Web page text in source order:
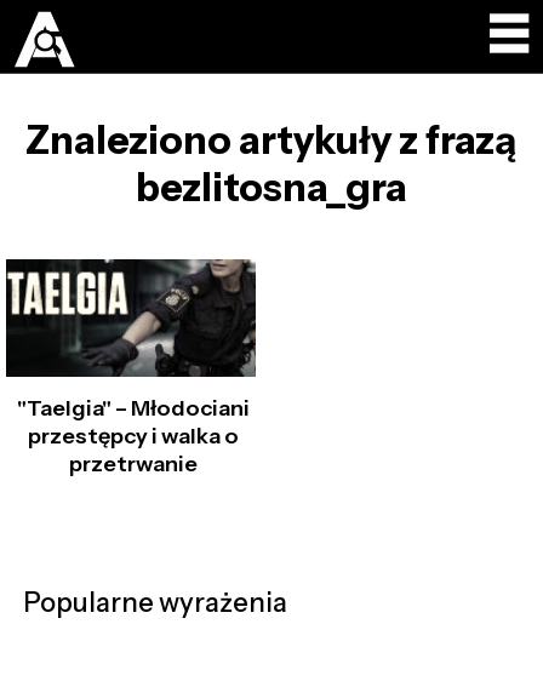
Znaleziono artykuły z frazą
bezlitosna_gra
"Taelgia" – Młodociani
przestępcy i walka o
przetrwanie
Popularne wyrażenia